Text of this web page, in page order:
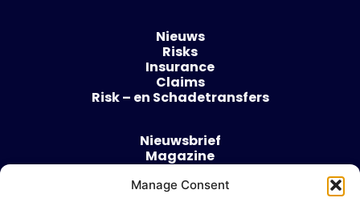
Manage Consent
Nieuws
Risks
Insurance
Claims
Risk – en Schadetransfers
Nieuwsbrief
Magazine
Over